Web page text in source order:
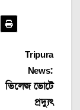
Tripura
News:
ভিলেজ ভোটে
প্রদ্যুৎ